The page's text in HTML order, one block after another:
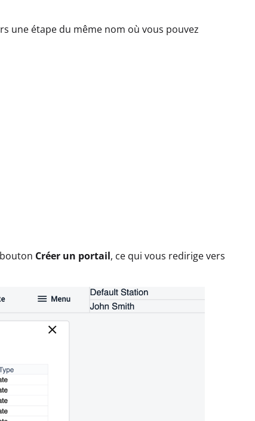
une étape du même nom où vous pouvez
Créer un portail, ce qui vous redirige vers